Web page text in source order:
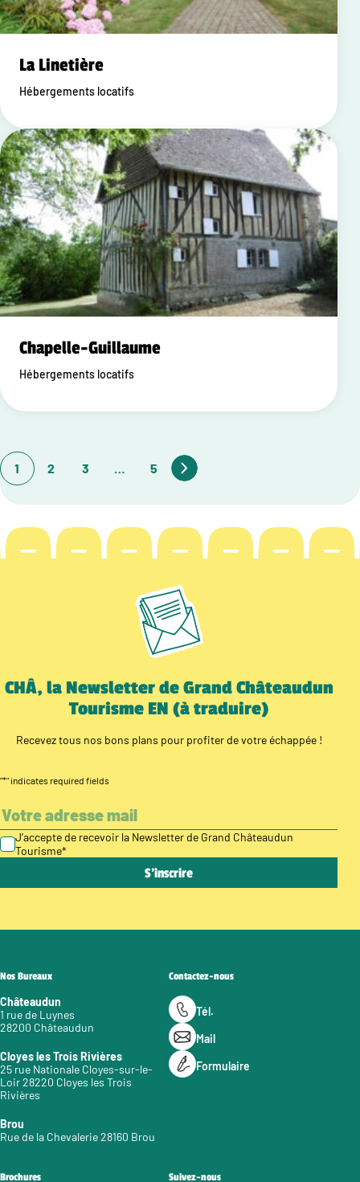
La Linetière
Hébergements locatifs
Chapelle-Guillaume
Hébergements locatifs
1 2 3 … 5
CHÂ, la Newsletter de Grand Châteaudun
Tourisme EN (à traduire)
Recevez tous nos bons plans pour profiter de votre échappée !
"*" indicates required fields
J’accepte de recevoir la Newsletter de Grand Châteaudun
Tourisme*
Nos Bureaux
Châteaudun
1 rue de Luynes
28200 Châteaudun
Cloyes les Trois Rivières
25 rue Nationale Cloyes-sur-le-
Loir 28220 Cloyes les Trois
Rivières
Brou
Rue de la Chevalerie 28160 Brou
Contactez-nous
Tél.
Mail
Formulaire
Brochures Suivez-nous